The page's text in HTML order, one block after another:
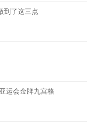
到了这三点
运会金牌九宫格